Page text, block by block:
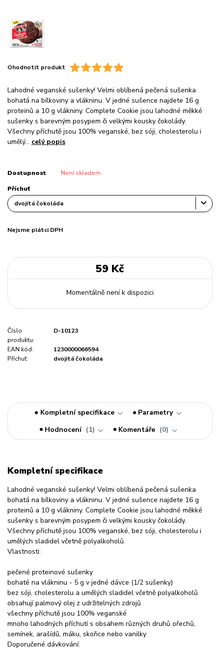
Ohodnotit produkt
Lahodné veganské sušenky! Velmi oblíbená pečená sušenka
bohatá na bílkoviny a vlákninu. V jedné sušence najdete 16 g
proteinů a 10 g vlákniny. Complete Cookie jsou lahodné měkké
sušenky s barevným posypem či velkými kousky čokolády.
Všechny příchutě jsou 100% veganské, bez sóji, cholesterolu i
umělý... celý popis
Dostupnost Není skladem
Příchuť
Nejsme plátci DPH
59 Kč
Momentálně není k dispozici
Číslo
produktu:
D-10123
EAN kód:
1230000066594
Příchuť:
dvojitá čokoláda
Kompletní specifikace
Parametry
Hodnocení
1 Komentáře 0
Kompletní specifikace
Lahodné veganské sušenky! Velmi oblíbená pečená sušenka
bohatá na bílkoviny a vlákninu. V jedné sušence najdete 16 g
proteinů a 10 g vlákniny. Complete Cookie jsou lahodné měkké
sušenky s barevným posypem či velkými kousky čokolády.
Všechny příchutě jsou 100% veganské, bez sóji, cholesterolu i
umělých sladidel včetně polyalkoholů.
Vlastnosti:
pečené proteinové sušenky
bohaté na vlákninu - 5 g v jedné dávce (1/2 sušenky)
bez sóji, cholesterolu a umělých sladidel včetně polyalkoholů
obsahují palmový olej z udržitelných zdrojů
všechny příchutě jsou 100% veganské
mnoho lahodných příchutí s obsahem různých druhů ořechů,
semínek, arašídů, máku, skořice nebo vanilky
Doporučené dávkování: